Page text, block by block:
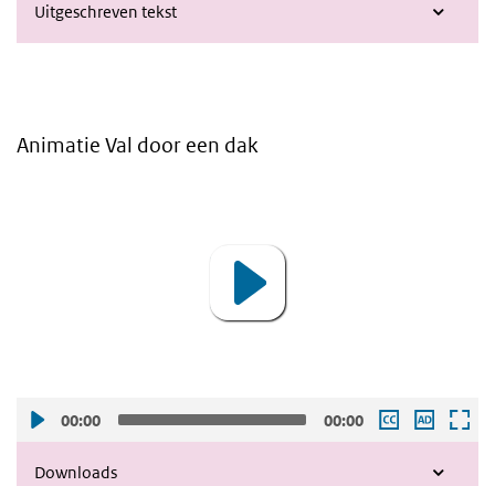
Uitgeschreven tekst
Animatie Val door een dak
00:00 00:00
Downloads